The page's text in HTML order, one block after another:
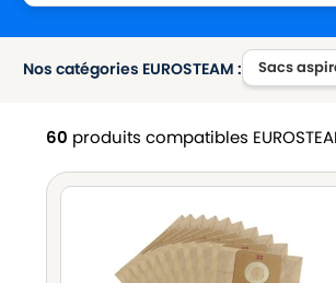
Nos catégories EUROSTEAM : Sacs
60 produits compatibles